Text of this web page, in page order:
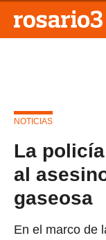
NOTICIAS
La
al
gaseosa
En el marco de